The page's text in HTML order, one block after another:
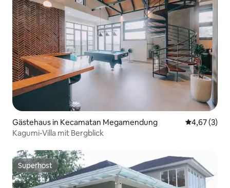
Gästehaus in Kecamatan Megamendung
4,67 (3)
Kagumi-Villa mit Bergblick
Superhost
Superhost